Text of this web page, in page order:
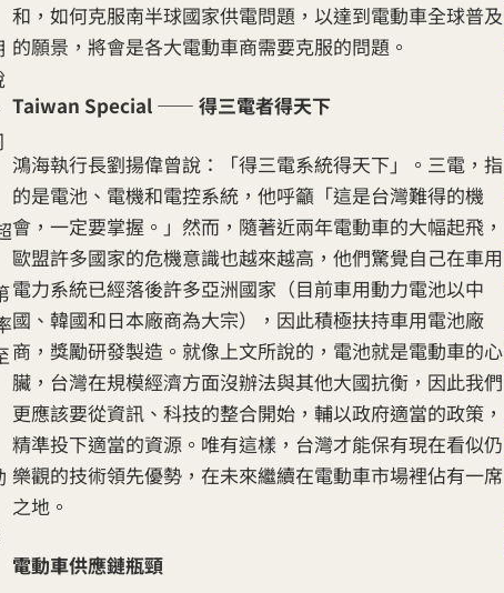
和，如何克服南半球國家供電問題，以達到電動車全球普及
的願景，將會是各大電動車商需要克服的問題。
Taiwan Special —— 得三電者得天下
鴻海執行長劉揚偉曾說：「得三電系統得天下」。三電，指
的是電池、電機和電控系統，他呼籲「這是台灣難得的機
會，一定要掌握。」然而，隨著近兩年電動車的大幅起飛，
歐盟許多國家的危機意識也越來越高，他們驚覺自己在車用
電力系統已經落後許多亞洲國家（目前車用動力電池以中
國、韓國和日本廠商為大宗），因此積極扶持車用電池廠
商，獎勵研發製造。就像上文所說的，電池就是電動車的心
臟，台灣在規模經濟方面沒辦法與其他大國抗衡，因此我們
更應該要從資訊、科技的整合開始，輔以政府適當的政策，
精準投下適當的資源。唯有這樣，台灣才能保有現在看似仍
樂觀的技術領先優勢，在未來繼續在電動車市場裡佔有一席
之地。
電動車供應鏈瓶頸